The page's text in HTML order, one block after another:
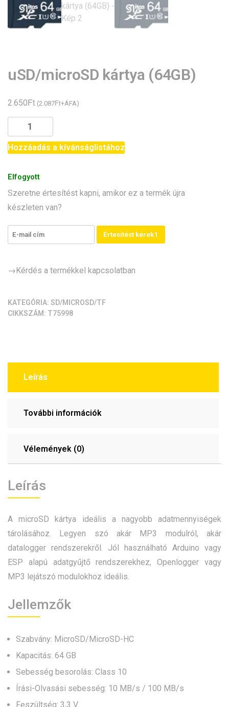
uSD/microSD kártya (64GB)
2.650Ft (2.087Ft+ÁFA)
uSD/microSD
kártya
(64GB)
Hozzáadás a kívánságlistához
Elfogyott
Szeretne értesítést kapni, amikor ez a termék újra
készleten van?
Értesítést kérek1
→Kérdés a termékkel kapcsolatban
KATEGÓRIA: SD/MICROSD/TF
CIKKSZÁM: T75998
Leírás
További információk
Vélemények (0)
Leírás
A microSD kártya ideális a nagyobb adatmennyiségek
tárolásához. Legyen szó akár MP3 modulról, akár
datalogger rendszerekről. Jól használható Arduino vagy
ESP alapú adatgyűjtő rendszerekhez, Openlogger vagy
MP3 lejátszó modulokhoz ideális.
Jellemzők
Szabvány: MicroSD/MicroSD-HC
Kapacitás: 64 GB
Sebesség besorolás: Class 10
Írási-Olvasási sebesség: 10 MB/s / 100 MB/s
Feszültség: 3,3 V